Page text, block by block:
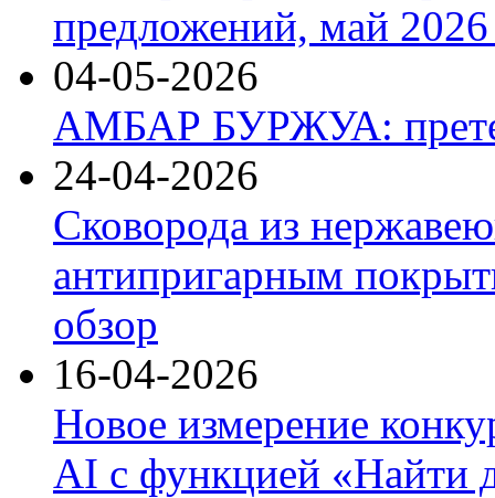
предложений, май 2026
04-05-2026
АМБАР БУРЖУА:
24-04-2026
Сковорода из
антипригарным
обзор
16-04-2026
Новое измерение
AI с функцией «Найти